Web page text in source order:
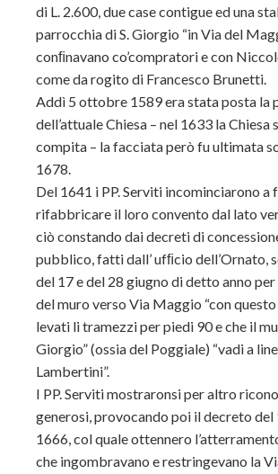
di L. 2.600, due case contigue ed una
parrocchia di S. Giorgio “in Via del
conﬁnavano co’compratori e con
come da rogito di Francesco Brunetti.
Addì 5 ottobre 1589 era stata posta la
dell’attuale Chiesa – nel 1633 la Chiesa
compita – la facciata però fu ultimata
1678.
Del 1641 i PP. Serviti incominciarono a
rifabbricare il loro convento dal lato
ciò constando dai decreti di
pubblico, fatti dall’ ufﬁcio dell’Ornato,
del 17 e del 28 giugno di detto anno
del muro verso Via Maggio “con questo
levati li tramezzi per piedi 90 e che il
Giorgio” (ossia del Poggiale) “vadi a
Lambertini”.
I PP. Serviti mostraronsi per altro
generosi, provocando poi il decreto
1666, col quale ottennero
che ingombravano e restringevano la